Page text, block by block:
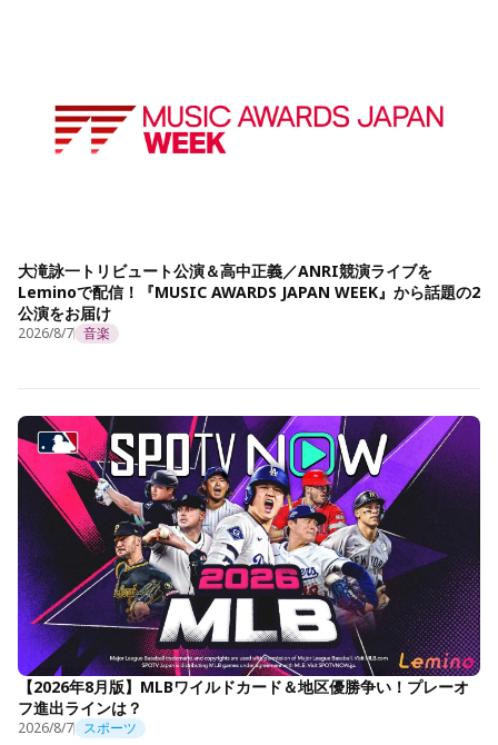
大滝詠一トリビュート公演＆高中正義／ANRI競演ライブを
Leminoで配信！『MUSIC AWARDS JAPAN WEEK』から話題の2
公演をお届け
2026/8/7 音楽
【2026年8月版】MLBワイルドカード＆地区優勝争い！プレーオ
フ進出ラインは？
2026/8/7 スポーツ